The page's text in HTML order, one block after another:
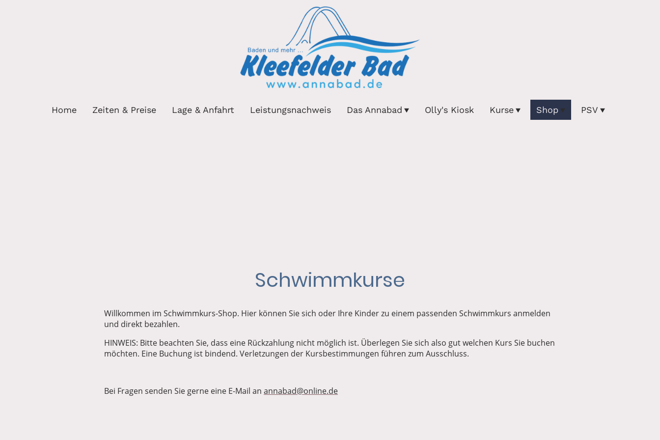
Home Zeiten & Preise Lage & Anfahrt Leistungsnachweis Das Annabad Olly's Kiosk Kurse Shop PSV
Schwimmkurse
Willkommen im Schwimmkurs-Shop. Hier können Sie sich oder Ihre Kinder zu einem passenden Schwimmkurs anmelden
und direkt bezahlen.
HINWEIS: Bitte beachten Sie, dass eine Rückzahlung nicht möglich ist. Überlegen Sie sich also gut welchen Kurs Sie buchen
möchten. Eine Buchung ist bindend. Verletzungen der Kursbestimmungen führen zum Ausschluss.
Bei Fragen senden Sie gerne eine E-Mail an annabad@online.de